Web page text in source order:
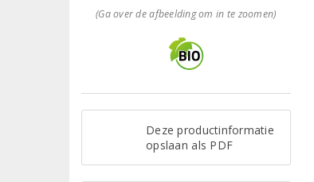
(Ga over de afbeelding om in te zoomen)
Deze productinformatie
opslaan als PDF